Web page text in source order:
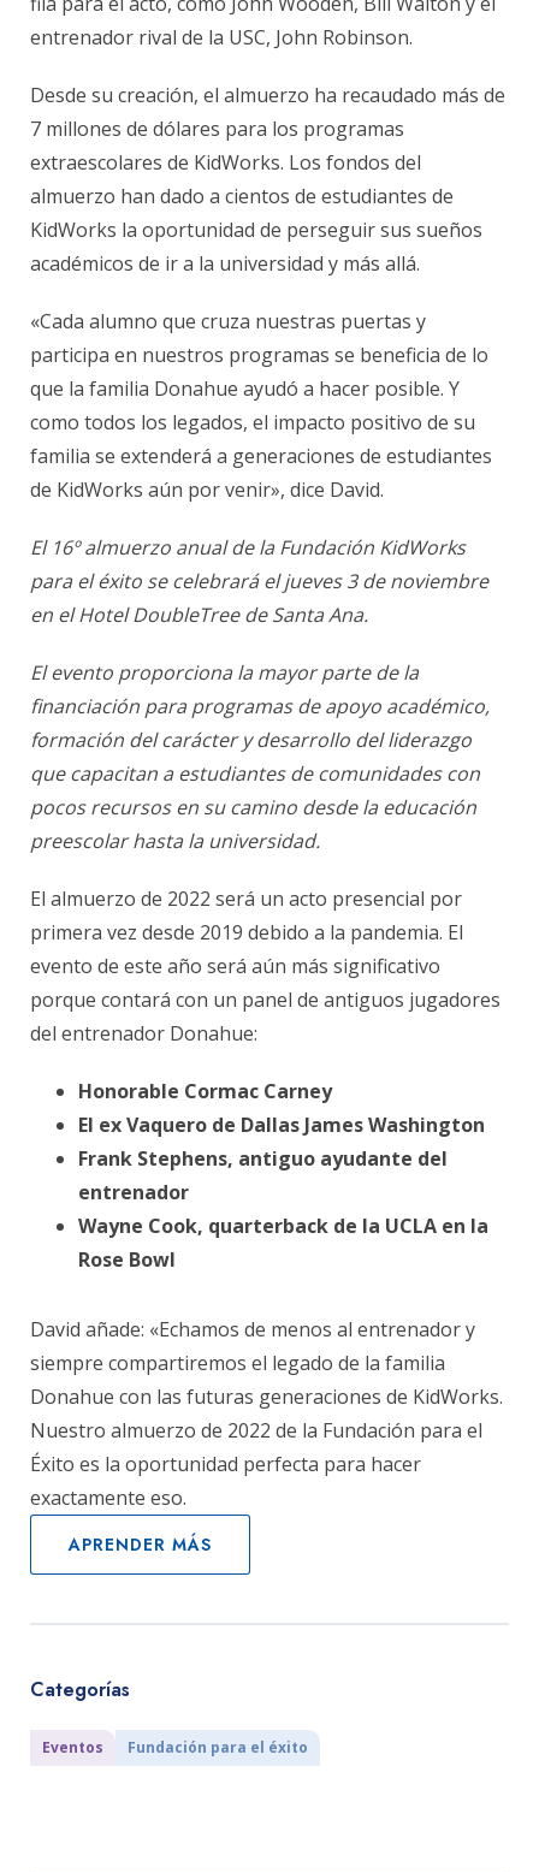
entrenador rival de la USC, John Robinson.
Desde su creación, el almuerzo ha recaudado más de
7 millones de dólares para los programas
extraescolares de KidWorks. Los fondos del
almuerzo han dado a cientos de estudiantes de
KidWorks la oportunidad de perseguir sus sueños
académicos de ir a la universidad y más allá.
«Cada alumno que cruza nuestras puertas y
participa en nuestros programas se beneficia de lo
que la familia Donahue ayudó a hacer posible. Y
como todos los legados, el impacto positivo de su
familia se extenderá a generaciones de estudiantes
de KidWorks aún por venir», dice David.
El 16º almuerzo anual de la Fundación KidWorks
para el éxito se celebrará el jueves 3 de noviembre
en el Hotel DoubleTree de Santa Ana.
El evento proporciona la mayor parte de la
financiación para programas de apoyo académico,
formación del carácter y desarrollo del liderazgo
que capacitan a estudiantes de comunidades con
pocos recursos en su camino desde la educación
preescolar hasta la universidad.
El almuerzo de 2022 será un acto presencial por
primera vez desde 2019 debido a la pandemia. El
evento de este año será aún más significativo
porque contará con un panel de antiguos jugadores
del entrenador Donahue:
Honorable Cormac Carney
El ex Vaquero de Dallas James Washington
Frank Stephens, antiguo ayudante del
entrenador
Wayne Cook, quarterback de la UCLA en la
Rose Bowl
David añade: «Echamos de menos al entrenador y
siempre compartiremos el legado de la familia
Donahue con las futuras generaciones de KidWorks.
Nuestro almuerzo de 2022 de la Fundación para el
Éxito es la oportunidad perfecta para hacer
exactamente eso.
APRENDER MÁS
Categorías
Eventos Fundación para el éxito